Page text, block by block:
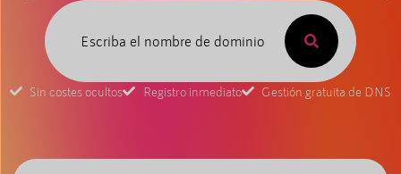
Sin costes ocultos Registro inmediato Gestión gratuita de DNS